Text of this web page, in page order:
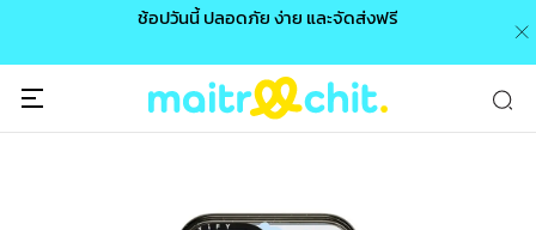
ช้อปวันนี้ ปลอดภัย ง่าย และจัดส่งฟรี